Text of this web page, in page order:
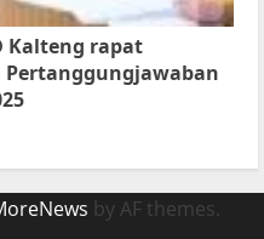
Kalteng rapat
Pertanggungjawaban
by AF themes.